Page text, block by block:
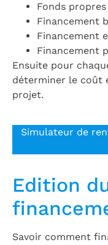
Fonds propres
Financement
Financement
Financement
Ensuite pour
déterminer le coût
projet.
Simulateur de
Edition
Savoir comment